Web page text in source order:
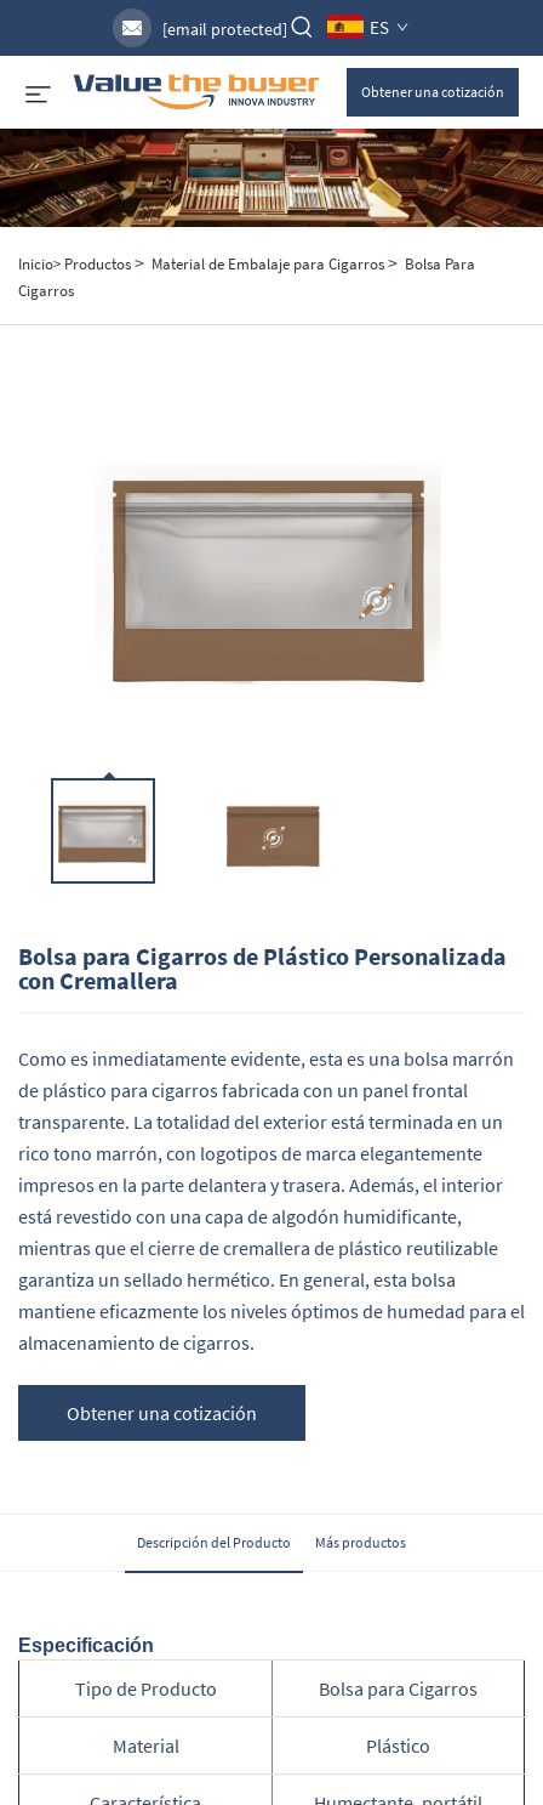
[email protected] ES
Obtener una cotización
Inicio> Productos> Material de Embalaje para Cigarros> Bolsa Para
Cigarros
Bolsa para Cigarros de Plástico Personalizada
con Cremallera
Como es inmediatamente evidente, esta es una bolsa marrón
de plástico para cigarros fabricada con un panel frontal
transparente. La totalidad del exterior está terminada en un
rico tono marrón, con logotipos de marca elegantemente
impresos en la parte delantera y trasera. Además, el interior
está revestido con una capa de algodón humidificante,
mientras que el cierre de cremallera de plástico reutilizable
garantiza un sellado hermético. En general, esta bolsa
mantiene eficazmente los niveles óptimos de humedad para el
almacenamiento de cigarros.
Obtener una cotización
Descripción del Producto Más productos
Especificación
Tipo de Producto Bolsa para Cigarros
Material Plástico